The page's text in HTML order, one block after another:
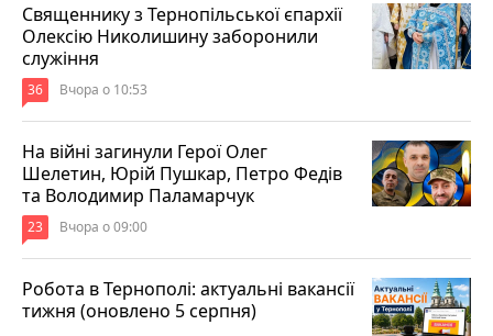
Священнику з Тернопільської єпархії
Олексію Николишину заборонили
служіння
36 Вчора о 10:53
На війні загинули Герої Олег
Шелетин, Юрій Пушкар, Петро Федів
та Володимир Паламарчук
23 Вчора о 09:00
Робота в Тернополі: актуальні вакансії
тижня (оновлено 5 серпня)